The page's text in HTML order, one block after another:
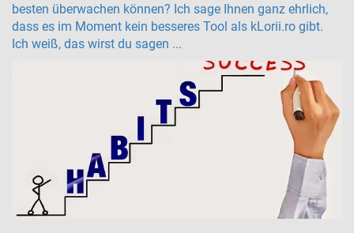
besten überwachen können? Ich sage Ihnen ganz ehrlich,
dass es im Moment kein besseres Tool als kLorii.ro gibt.
Ich weiß, das wirst du sagen ...